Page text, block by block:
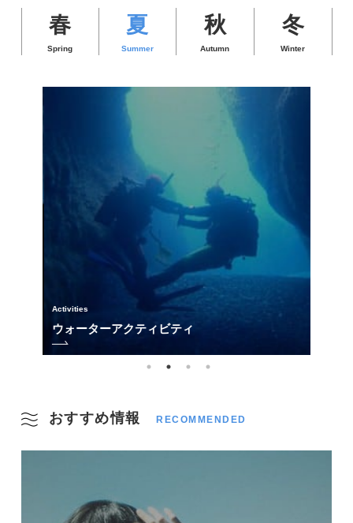
春
Spring
夏
Summer
秋
Autumn
冬
Winter
Activities
王子山公園
Activities
ウォーターアクティビティ
おすすめ情報 RECOMMENDED